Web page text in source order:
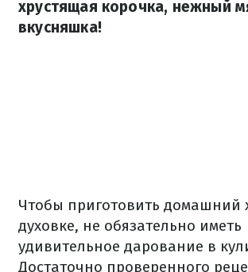
хрустящая корочка, нежный
вкусняшка!
Чтобы приготовить домашний
духовке, не обязательно иметь
удивительное дарование в
Достаточно проверенного